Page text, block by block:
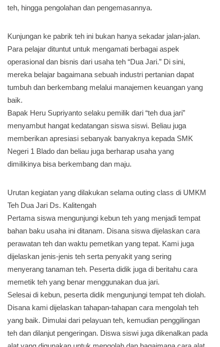
teh, hingga pengolahan dan pengemasannya.
Kunjungan ke pabrik teh ini bukan hanya sekadar jalan-jalan.
Para pelajar dituntut untuk mengamati berbagai aspek
operasional dan bisnis dari usaha teh “Dua Jari.” Di sini,
mereka belajar bagaimana sebuah industri pertanian dapat
tumbuh dan berkembang melalui manajemen keuangan yang
baik.
Bapak Heru Supriyanto selaku pemilik dari “teh dua jari”
menyambut hangat kedatangan siswa siswi. Beliau juga
memberikan apresiasi sebanyak banyaknya kepada SMK
Negeri 1 Blado dan beliau juga berharap usaha yang
dimilikinya bisa berkembang dan maju.
Urutan kegiatan yang dilakukan selama outing class di UMKM
Teh Dua Jari Ds. Kalitengah
Pertama siswa mengunjungi kebun teh yang menjadi tempat
bahan baku usaha ini ditanam. Disana siswa dijelaskan cara
perawatan teh dan waktu pemetikan yang tepat. Kami juga
dijelaskan jenis-jenis teh serta penyakit yang sering
menyerang tanaman teh. Peserta didik juga di beritahu cara
memetik teh yang benar menggunakan dua jari.
Selesai di kebun, peserta didik mengunjungi tempat teh diolah.
Disana kami dijelaskan tahapan-tahapan cara mengolah teh
yang baik. Dimulai dari pelayuan teh, kemudian penggilingan
teh dan dilanjut pengeringan. Diswa siswi juga dikenalkan pada